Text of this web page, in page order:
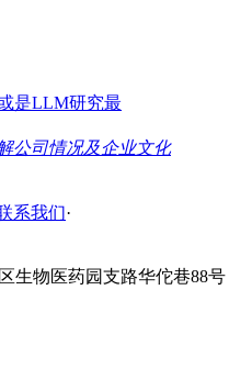
是LLM研究最
公司情况及企业文化
系我们·
生物医药园支路华佗巷88号